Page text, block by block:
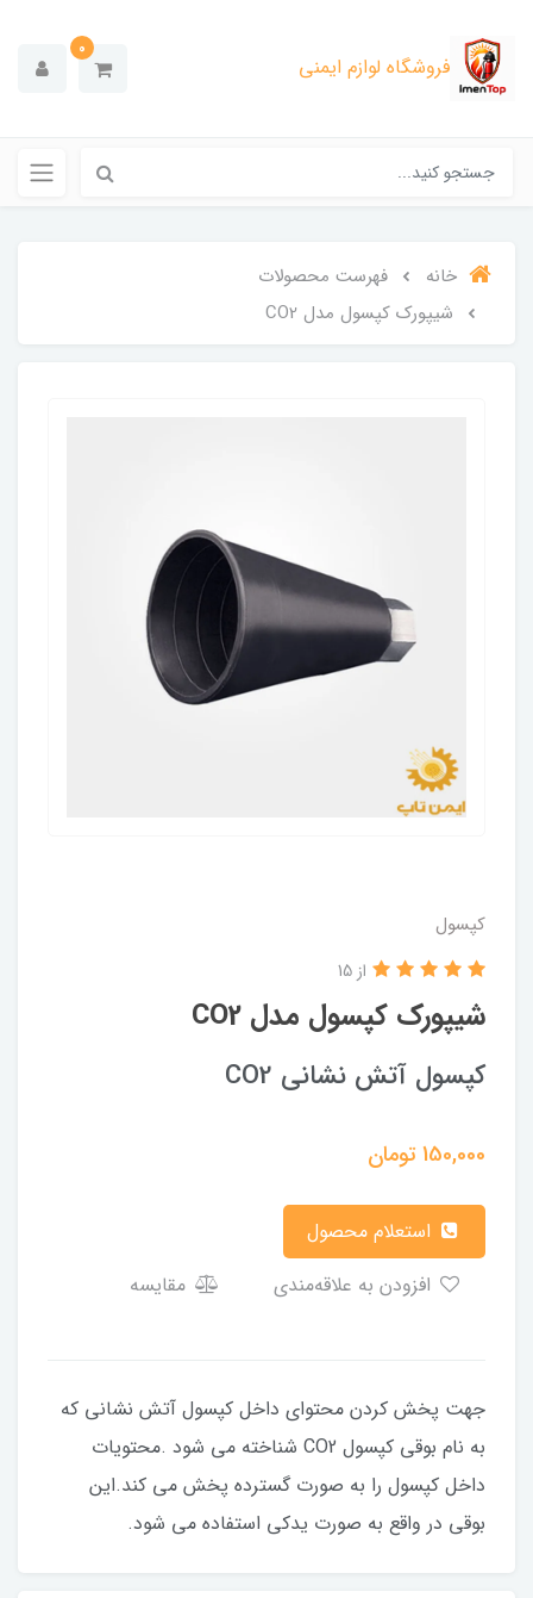
فروشگاه لوازم ایمنی
0
خانه
فهرست محصولات
شیپورک کپسول مدل CO2
کپسول
شیپورک کپسول مدل CO2
از 15
کپسول آتش نشانی CO2
150,000تومان
مقایسه
جهت پخش کردن محتوای داخل کپسول آتش نشانی که
به نام بوقی کپسول CO2 شناخته می شود .محتویات
داخل کپسول را به صورت گسترده پخش می کند.این
بوقی در واقع به صورت یدکی استفاده می شود.